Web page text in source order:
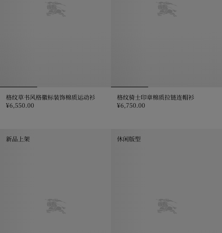
格纹草书风格徽标装饰棉质运动衫
¥6,550.00
格纹骑士印章棉质拉链连帽衫
¥6,750.00
新品上架 休闲版型